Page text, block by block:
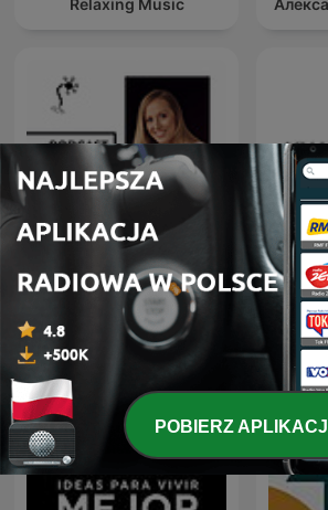
Podcast o mózgu
POBIERZ